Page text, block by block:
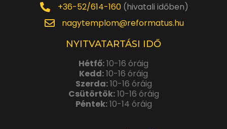
+36-52/614-160(hivatali időben)
nagytemplom@reformatus.hu
NYITVATARTÁSI IDŐ
Hétfő:10-16 óráig
Kedd:10-16 óráig
Szerda:10-16 óráig
Csütörtök:10-16 óráig
Péntek:10-14 óráig